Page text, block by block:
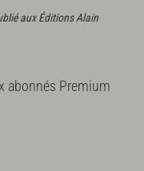
aux Éditions Alain
abonnés Premium